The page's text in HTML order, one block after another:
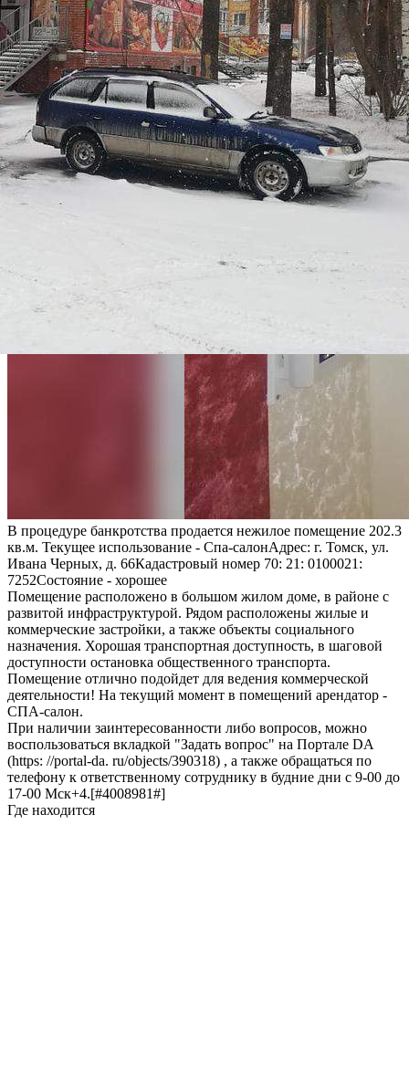
В процедуре банкротства продается нежилое помещение 202.3
кв.м. Текущее использование - Спа-салонАдрес: г. Томск, ул.
Ивана Черных, д. 66Кадастровый номер 70: 21: 0100021:
7252Состояние - хорошее
Помещение расположено в большом жилом доме, в районе с
развитой инфраструктурой. Рядом расположены жилые и
коммерческие застройки, а также объекты социального
назначения. Хорошая транспортная доступность, в шаговой
доступности остановка общественного транспорта.
Помещение отлично подойдет для ведения коммерческой
деятельности! На текущий момент в помещений арендатор -
СПА-салон.
При наличии заинтересованности либо вопросов, можно
воспользоваться вкладкой "Задать вопрос" на Портале DA
(https: //portal-da. ru/objects/390318) , а также обращаться по
телефону к ответственному сотруднику в будние дни с 9-00 до
17-00 Мск+4.[#4008981#]
Где находится